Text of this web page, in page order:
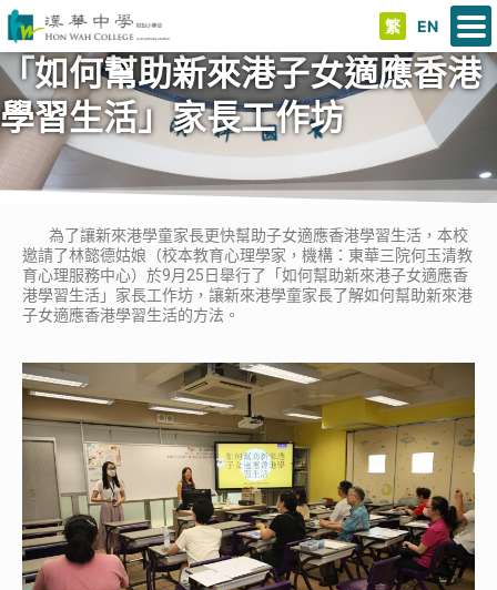
繁 EN
「如何幫助新來港子女適應香港
學習生活」家長工作坊
為了讓新來港學童家長更快幫助子女適應香港學習生活，本校
邀請了林懿德姑娘（校本教育心理學家，機構：東華三院何玉清教
育心理服務中心）於9月25日舉行了「如何幫助新來港子女適應香
港學習生活」家長工作坊，讓新來港學童家長了解如何幫助新來港
子女適應香港學習生活的方法。